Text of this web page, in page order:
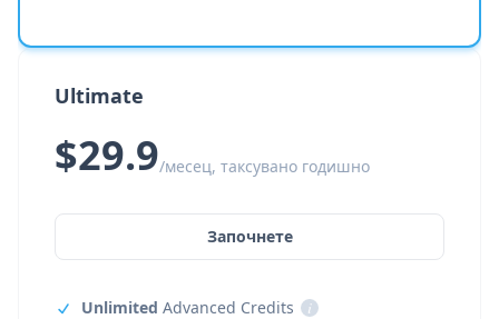
Ultimate
$29.9/месец, таксувано годишно
Започнете
Unlimited Advanced Credits
i